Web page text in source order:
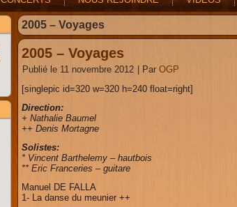
2005 – Voyages
2005 – Voyages
Publié le 11 novembre 2012 Par OGP
[singlepic id=320 w=320 h=240 float=right]
Direction:
+ Nathalie Baumel
++ Denis Mortagne
Solistes:
* Vincent Barthelemy – hautbois
** Eric Franceries – guitare
Manuel DE FALLA
1- La danse du meunier ++